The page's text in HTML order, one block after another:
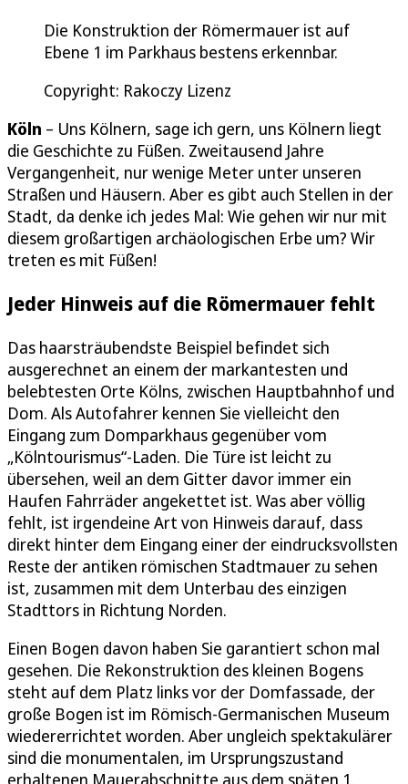
Die Konstruktion der Römermauer ist auf
Ebene 1 im Parkhaus bestens erkennbar.
Copyright: Rakoczy Lizenz
Köln – Uns Kölnern, sage ich gern, uns Kölnern liegt
die Geschichte zu Füßen. Zweitausend Jahre
Vergangenheit, nur wenige Meter unter unseren
Straßen und Häusern. Aber es gibt auch Stellen in der
Stadt, da denke ich jedes Mal: Wie gehen wir nur mit
diesem großartigen archäologischen Erbe um? Wir
treten es mit Füßen!
Jeder Hinweis auf die Römermauer fehlt
Das haarsträubendste Beispiel befindet sich
ausgerechnet an einem der markantesten und
belebtesten Orte Kölns, zwischen Hauptbahnhof und
Dom. Als Autofahrer kennen Sie vielleicht den
Eingang zum Domparkhaus gegenüber vom
„Kölntourismus“-Laden. Die Türe ist leicht zu
übersehen, weil an dem Gitter davor immer ein
Haufen Fahrräder angekettet ist. Was aber völlig
fehlt, ist irgendeine Art von Hinweis darauf, dass
direkt hinter dem Eingang einer der eindrucksvollsten
Reste der antiken römischen Stadtmauer zu sehen
ist, zusammen mit dem Unterbau des einzigen
Stadttors in Richtung Norden.
Einen Bogen davon haben Sie garantiert schon mal
gesehen. Die Rekonstruktion des kleinen Bogens
steht auf dem Platz links vor der Domfassade, der
große Bogen ist im Römisch-Germanischen Museum
wiedererrichtet worden. Aber ungleich spektakulärer
sind die monumentalen, im Ursprungszustand
erhaltenen Mauerabschnitte aus dem späten 1.